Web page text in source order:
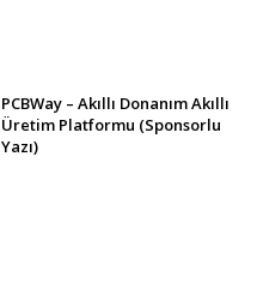
PCBWay – Akıllı Donanım Akıllı
Üretim Platformu (Sponsorlu
Yazı)